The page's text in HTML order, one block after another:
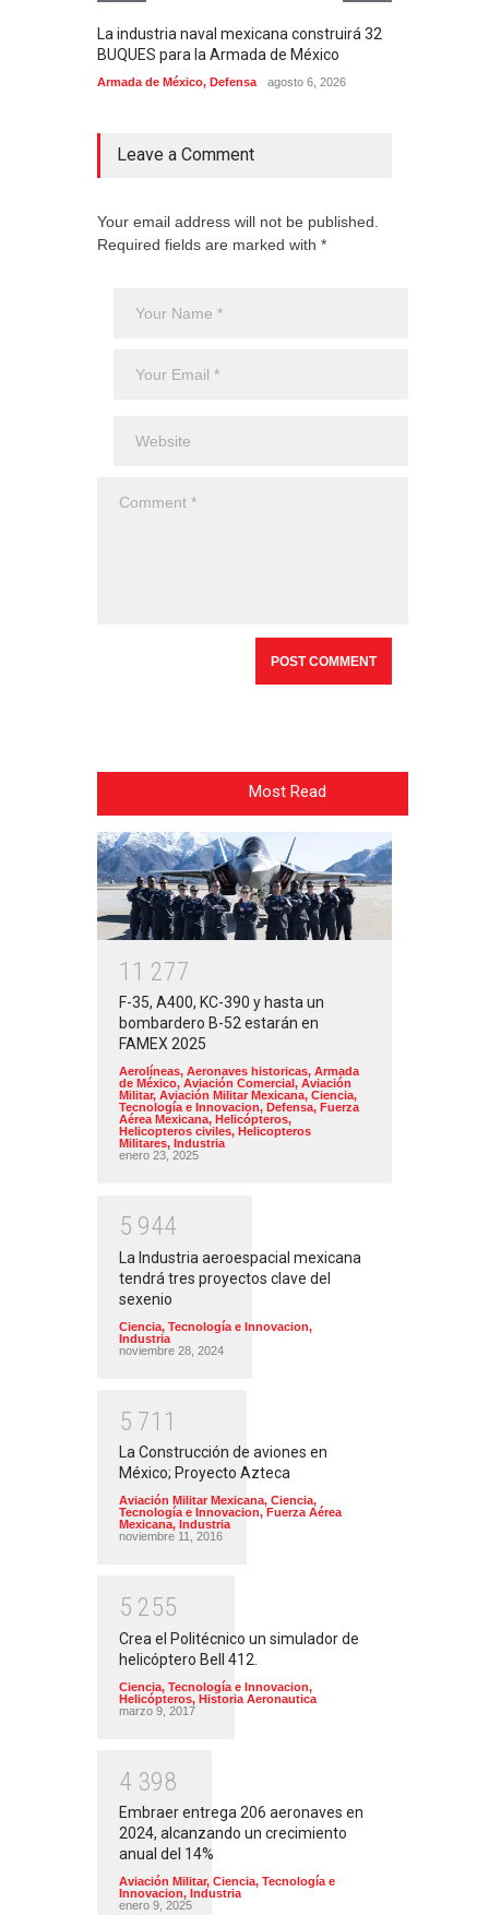
La industria naval mexicana construirá 32
BUQUES para la Armada de México
Armada de México, Defensa agosto 6, 2026
Leave a Comment
Your email address will not be published.
Required fields are marked with *
Most Read
1 1 277
F-35, A400, KC-390 y hasta un
bombardero B-52 estarán en
FAMEX 2025
Aerolíneas, Aeronaves historicas, Armada
de México, Aviación Comercial, Aviación
Militar, Aviación Militar Mexicana, Ciencia,
Tecnología e Innovacion, Defensa, Fuerza
Aérea Mexicana, Helicópteros,
Helicopteros civiles, Helicopteros
Militares, Industria
enero 23, 2025
5 944
La Industria aeroespacial mexicana
tendrá tres proyectos clave del
sexenio
Ciencia, Tecnología e Innovacion,
Industria
noviembre 28, 2024
5 71 1
La Construcción de aviones en
México; Proyecto Azteca
Aviación Militar Mexicana, Ciencia,
Tecnología e Innovacion, Fuerza Aérea
Mexicana, Industria
noviembre 11, 2016
5 255
Crea el Politécnico un simulador de
helicóptero Bell 412.
Ciencia, Tecnología e Innovacion,
Helicópteros, Historia Aeronautica
marzo 9, 2017
4 398
Embraer entrega 206 aeronaves en
2024, alcanzando un crecimiento
anual del 14%
Aviación Militar, Ciencia, Tecnología e
Innovacion, Industria
enero 9, 2025